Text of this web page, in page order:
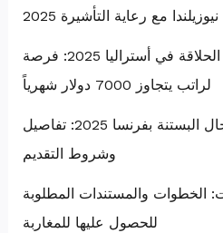
مع رعاية التأشيرة 2025
عقود عمل في مجال الحلاقة في أستراليا 2025: فرصة
لراتب يتجاوز 7000 دولار شهرياً
فرص عمل موسمية في مجال البستنة بفرنسا 2025: تفاصيل
وشروط التقديم
10 سنوات: الخطوات والمستندات المطلوبة
للحصول عليها للمغاربة